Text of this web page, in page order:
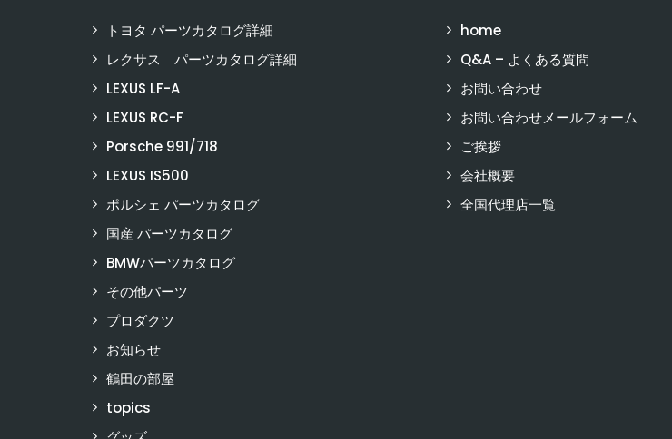
トヨタ パーツカタログ詳細
レクサス パーツカタログ詳細
LEXUS LF-A
LEXUS RC-F
Porsche 991/718
LEXUS IS500
ポルシェ パーツカタログ
国産 パーツカタログ
BMWパーツカタログ
その他パーツ
プロダクツ
お知らせ
鶴田の部屋
topics
home
Q&A – よくある質問
お問い合わせ
お問い合わせメールフォーム
ご挨拶
会社概要
全国代理店一覧